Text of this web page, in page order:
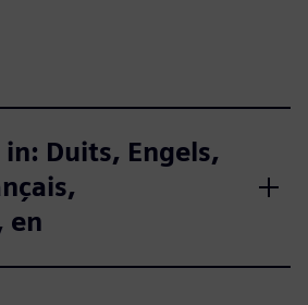
in: Duits, Engels,
en